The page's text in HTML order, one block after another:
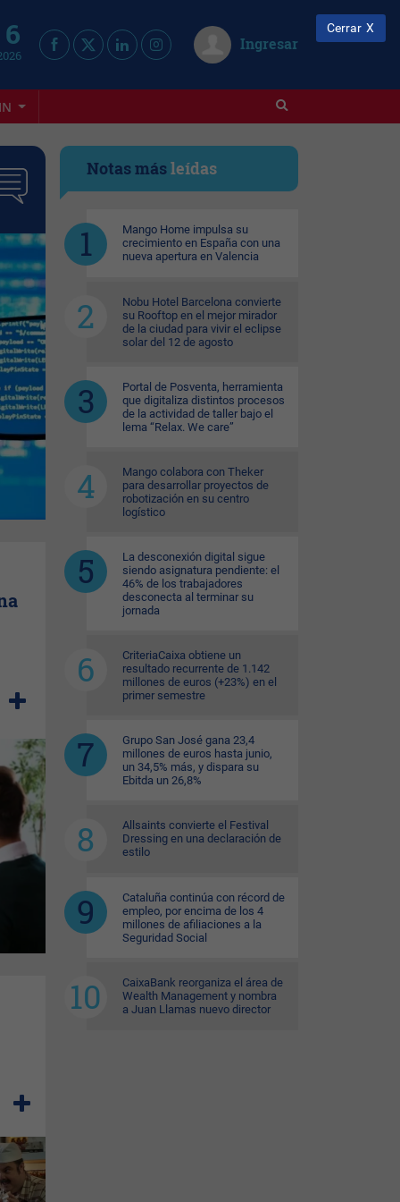
Ingresar
Notas másleídas
Mango Home impulsa su
crecimiento en España con una
nueva apertura en Valencia
Nobu Hotel Barcelona convierte
su Rooftop en el mejor mirador
de la ciudad para vivir el eclipse
solar del 12 de agosto
Portal de Posventa, herramienta
que digitaliza distintos procesos
de la actividad de taller bajo el
lema “Relax. We care”
Mango colabora con Theker
para desarrollar proyectos de
robotización en su centro
logístico
La desconexión digital sigue
siendo asignatura pendiente: el
46% de los trabajadores
desconecta al terminar su
jornada
CriteriaCaixa obtiene un
resultado recurrente de 1.142
millones de euros (+23%) en el
primer semestre
Grupo San José gana 23,4
millones de euros hasta junio,
un 34,5% más, y dispara su
Ebitda un 26,8%
Allsaints convierte el Festival
Dressing en una declaración de
estilo
Cataluña continúa con récord de
empleo, por encima de los 4
millones de afiliaciones a la
Seguridad Social
CaixaBank reorganiza el área de
Wealth Management y nombra
a Juan Llamas nuevo director
Cerrar